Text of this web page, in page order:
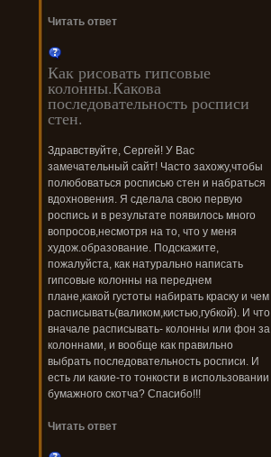
Читать ответ
Как рисовать гипсовые
колонны.Какова
последовательность росписи
стен.
Здравствуйте, Сергей! У Вас
замечательный сайт! Часто захожу,чтобы
полюбоваться росписью стен и набраться
вдохновения. Я сделала свою первую
роспись и в результате появилось много
вопросов,несмотря на то, что у меня
худож.образование. Подскажите,
пожалуйста, как натурально написать
гипсовые колонны на переднем
плане,какой густоты набирать краску и чем
расписывать(валиком,кистью,губкой). И что
вначале расписывать- колонны или фон за
колоннами, и вообще как правильно
выбрать последовательность росписи. И
есть ли какие-то тонкости в использовании
бумажного скотча? Спасибо!!!
Читать ответ